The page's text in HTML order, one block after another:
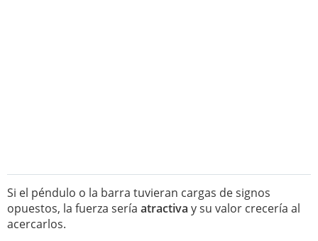
Si el péndulo o la barra tuvieran cargas de signos
opuestos, la fuerza sería atractiva y su valor crecería al
acercarlos.